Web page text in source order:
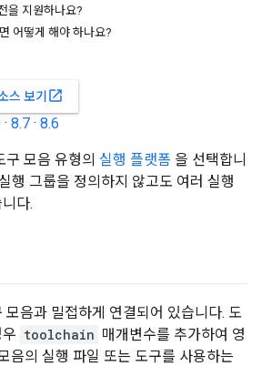
을 지원하나요?
어떻게 해야 하나요?
스 보기 open_in_new
· 8.7 · 8.6
모음 유형의 실행 플랫폼 을 선택합니
행 그룹을 정의하지 않고도 여러 실행
다.
모음과 밀접하게 연결되어 있습니다. 도
toolchain 매개변수를 추가하여 영
음의 실행 파일 또는 도구를 사용하는